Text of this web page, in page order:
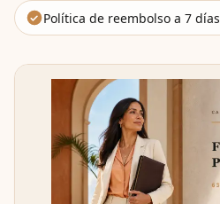
Política de reembolso a 7 días